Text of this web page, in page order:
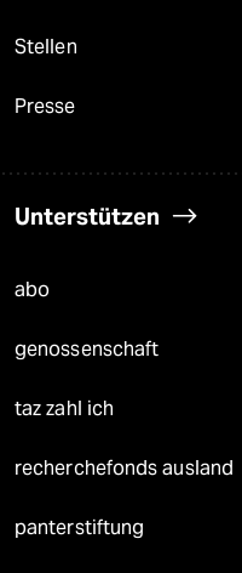
Stellen
Presse
Unterstützen
abo
genossenschaft
taz zahl ich
recherchefonds ausland
panterstiftung